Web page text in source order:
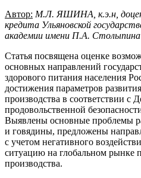
Автор: М.Л. ЯШИНА, к.э.н,
кредита Ульяновской
академии имени П.А. Столыпина
Статья посвящена оценке
основных направлений
здорового питания населения
достижения параметров
производства в соответствии с
продовольственной
Выявлены основные проблемы
и говядины, предложены
с учетом негативного
ситуацию на глобальном рынке
производства.